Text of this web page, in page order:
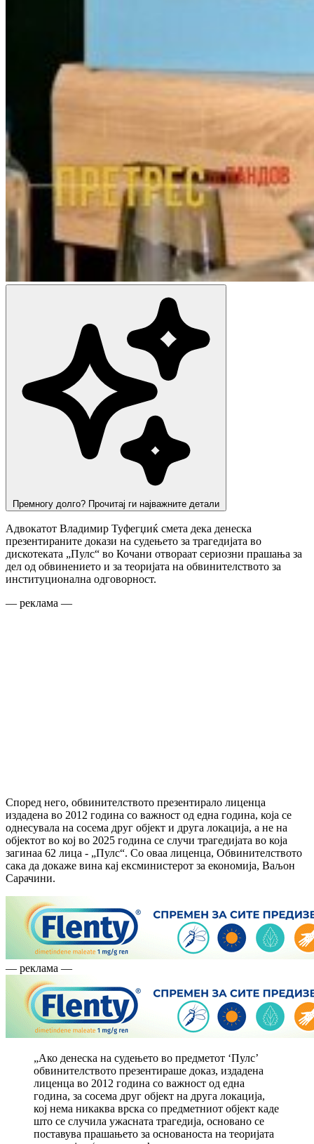
Премногу долго? Прочитај ги најважните детали
Адвокатот Владимир Туфегџиќ смета дека денеска
презентираните докази на судењето за трагедијата во
дискотеката „Пулс“ во Кочани отвораат сериозни прашања за
дел од обвинението и за теоријата на обвинителството за
институционална одговорност.
— реклама —
Според него, обвинителството презентирало лиценца
издадена во 2012 година со важност од една година, која се
однесувала на сосема друг објект и друга локација, а не на
објектот во кој во 2025 година се случи трагедијата во која
загинаа 62 лица - „Пулс“. Со оваа лиценца, Обвинителството
сака да докаже вина кај ексминистерот за економија, Ваљон
Сарачини.
— реклама —
„Ако денеска на судењето во предметот ‘Пулс’
обвинителството презентираше доказ, издадена
лиценца во 2012 година со важност од една
година, за сосема друг објект на друга локација,
кој нема никаква врска со предметниот објект каде
што се случила ужасната трагедија, основано се
поставува прашањето за основаноста на теоријата